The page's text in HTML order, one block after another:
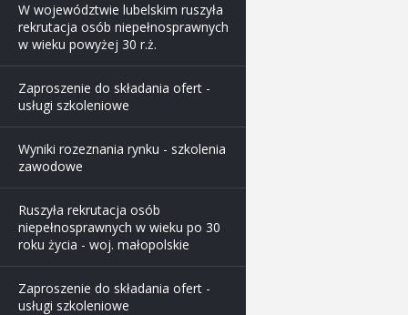
W województwie lubelskim ruszyła
rekrutacja osób niepełnosprawnych
w wieku powyżej 30 r.ż.
Zaproszenie do składania ofert -
usługi szkoleniowe
Wyniki rozeznania rynku - szkolenia
zawodowe
Ruszyła rekrutacja osób
niepełnosprawnych w wieku po 30
roku życia - woj. małopolskie
Zaproszenie do składania ofert -
usługi szkoleniowe